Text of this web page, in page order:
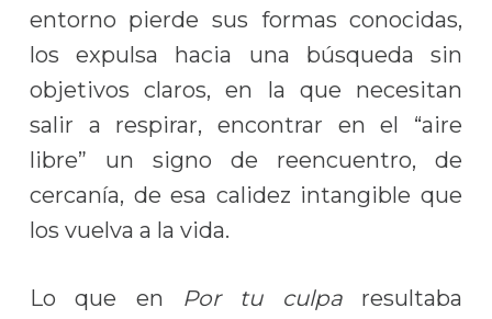
entorno pierde sus formas conocidas,
los expulsa hacia una búsqueda sin
objetivos claros, en la que necesitan
salir a respirar, encontrar en el “aire
libre” un signo de reencuentro, de
cercanía, de esa calidez intangible que
los vuelva a la vida.
Lo que en Por tu culparesultaba